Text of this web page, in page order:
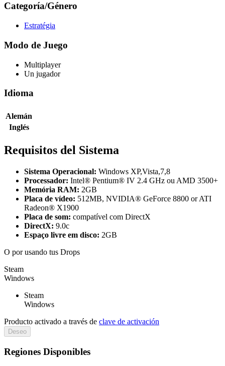
Categoría/Género
Estratégia
Modo de Juego
Multiplayer
Un jugador
Idioma
Alemán
Inglés
Requisitos del Sistema
Sistema Operacional: Windows XP,Vista,7,8
Processador: Intel® Pentium® IV 2.4 GHz ou AMD 3500+
Memória RAM: 2GB
Placa de vídeo: 512MB, NVIDIA® GeForce 8800 or ATI
Radeon® X1900
Placa de som: compatível com DirectX
DirectX: 9.0c
Espaço livre em disco: 2GB
O porusando tus Drops
Steam
Windows
Steam
Windows
Producto activado a través de clave de activación
Deseo
Regiones Disponibles